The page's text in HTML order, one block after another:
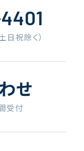
日祝除く）
せ
受付